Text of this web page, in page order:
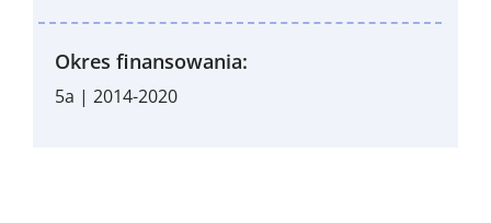
Okres finansowania:
5a | 2014-2020